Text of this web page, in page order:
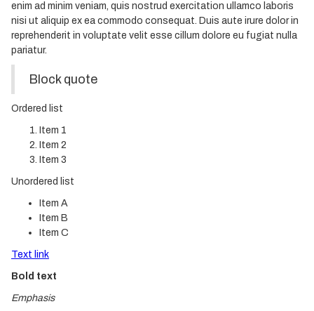
enim ad minim veniam, quis nostrud exercitation ullamco laboris
nisi ut aliquip ex ea commodo consequat. Duis aute irure dolor in
reprehenderit in voluptate velit esse cillum dolore eu fugiat nulla
pariatur.
Block quote
Ordered list
Item 1
Item 2
Item 3
Unordered list
Item A
Item B
Item C
Text link
Bold text
Emphasis